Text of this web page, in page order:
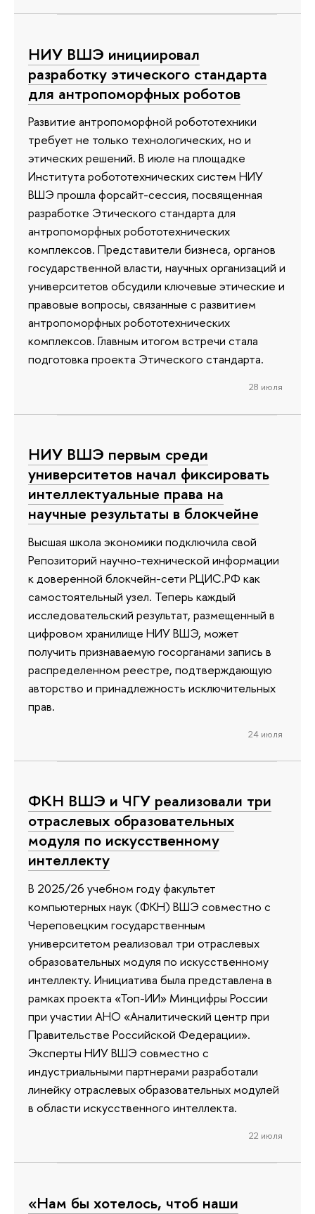
НИУ ВШЭ инициировал
разработку этического стандарта
для антропоморфных роботов
Развитие антропоморфной робототехники
требует не только технологических, но и
этических решений. В июле на площадке
Института робототехнических систем НИУ
ВШЭ прошла форсайт-сессия, посвященная
разработке Этического стандарта для
антропоморфных робототехнических
комплексов. Представители бизнеса, органов
государственной власти, научных организаций и
университетов обсудили ключевые этические и
правовые вопросы, связанные с развитием
антропоморфных робототехнических
комплексов. Главным итогом встречи стала
подготовка проекта Этического стандарта.
28 июля
НИУ ВШЭ первым среди
университетов начал фиксировать
интеллектуальные права на
научные результаты в блокчейне
Высшая школа экономики подключила свой
Репозиторий научно-технической информации
к доверенной блокчейн-сети РЦИС.РФ как
самостоятельный узел. Теперь каждый
исследовательский результат, размещенный в
цифровом хранилище НИУ ВШЭ, может
получить признаваемую госорганами запись в
распределенном реестре, подтверждающую
авторство и принадлежность исключительных
прав.
24 июля
ФКН ВШЭ и ЧГУ реализовали три
отраслевых образовательных
модуля по искусственному
интеллекту
В 2025/26 учебном году факультет
компьютерных наук (ФКН) ВШЭ совместно с
Череповецким государственным
университетом реализовал три отраслевых
образовательных модуля по искусственному
интеллекту. Инициатива была представлена в
рамках проекта «Топ-ИИ» Минцифры России
при участии АНО «Аналитический центр при
Правительстве Российской Федерации».
Эксперты НИУ ВШЭ совместно с
индустриальными партнерами разработали
линейку отраслевых образовательных модулей
в области искусственного интеллекта.
22 июля
«Нам бы хотелось, чтоб наши